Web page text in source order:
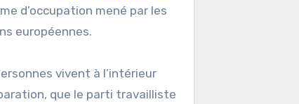
d’occupation mené par les
européennes.
vivent à l’intérieur
que le parti travailliste